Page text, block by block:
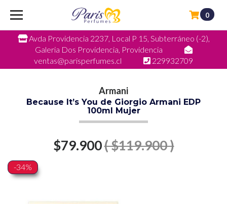
Avda Providencia 2237, Local P 15, Subterráneo (-2),
Galeria Dos Providencia, Providencia
ventas@parisperfumes.cl
229932709
0
Armani
Because It’s You de Giorgio Armani EDP
100ml Mujer
$79.900( $119.900 )
-34%